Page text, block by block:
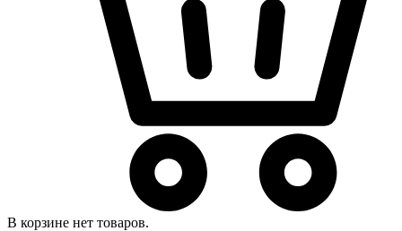
В корзине нет товаров.